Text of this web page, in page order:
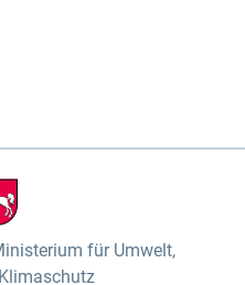
für Umwelt,